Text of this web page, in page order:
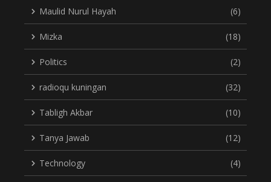
Maulid Nurul Hayah (6)
Mizka (18)
Politics (2)
radioqu kuningan (32)
Tabligh Akbar (10)
Tanya Jawab (12)
Technology (4)